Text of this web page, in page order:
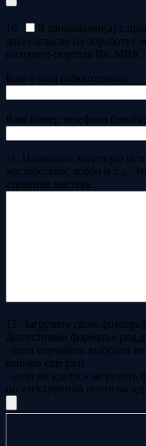
10.
Я ознакомлен(а) с
даю согласие на
интернет-портала ВК МИК
Ваш e-mail (обязательно)
Ваш номер телефона
11. Напишите короткую
мастерством, хобби и т.д.
странице мастера .
12. Загрузите свою
Допустимые форматы:
- если случайно, выбрали
выбора еще раз)
- если не удалось загрузить
по электронной почте на